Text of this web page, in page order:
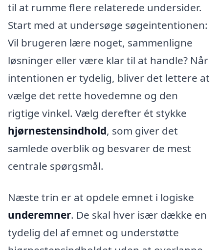
til at rumme flere relaterede undersider.
Start med at undersøge søgeintentionen:
Vil brugeren lære noget, sammenligne
løsninger eller være klar til at handle? Når
intentionen er tydelig, bliver det lettere at
vælge det rette hovedemne og den
rigtige vinkel. Vælg derefter ét stykke
hjørnestensindhold, som giver det
samlede overblik og besvarer de mest
centrale spørgsmål.
Næste trin er at opdele emnet i logiske
underemner. De skal hver især dække en
tydelig del af emnet og understøtte